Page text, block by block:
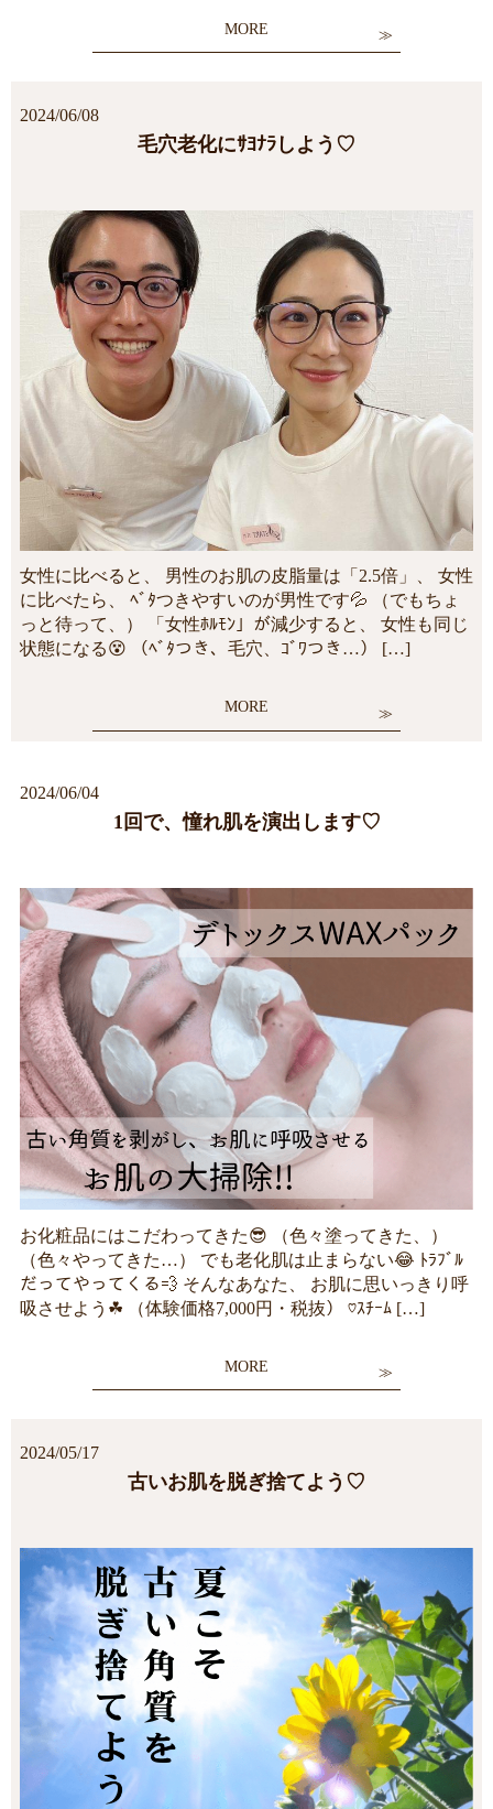
MORE
2024/06/08
毛穴老化にｻﾖﾅﾗしよう♡
女性に比べると、 男性のお肌の皮脂量は「2.5倍」、 女性
に比べたら、 ﾍﾞﾀつきやすいのが男性です💦 （でもちょ
っと待って、） 「女性ﾎﾙﾓﾝ」が減少すると、 女性も同じ
状態になる😵 （ﾍﾞﾀつき、毛穴、ｺﾞﾜつき…） […]
MORE
2024/06/04
1回で、憧れ肌を演出します♡
お化粧品にはこだわってきた😎 （色々塗ってきた、）
（色々やってきた…） でも老化肌は止まらない😂 ﾄﾗﾌﾞﾙ
だってやってくる💨 そんなあなた、 お肌に思いっきり呼
吸させよう☘ （体験価格7,000円・税抜） ♡ｽﾁｰﾑ […]
MORE
2024/05/17
古いお肌を脱ぎ捨てよう♡